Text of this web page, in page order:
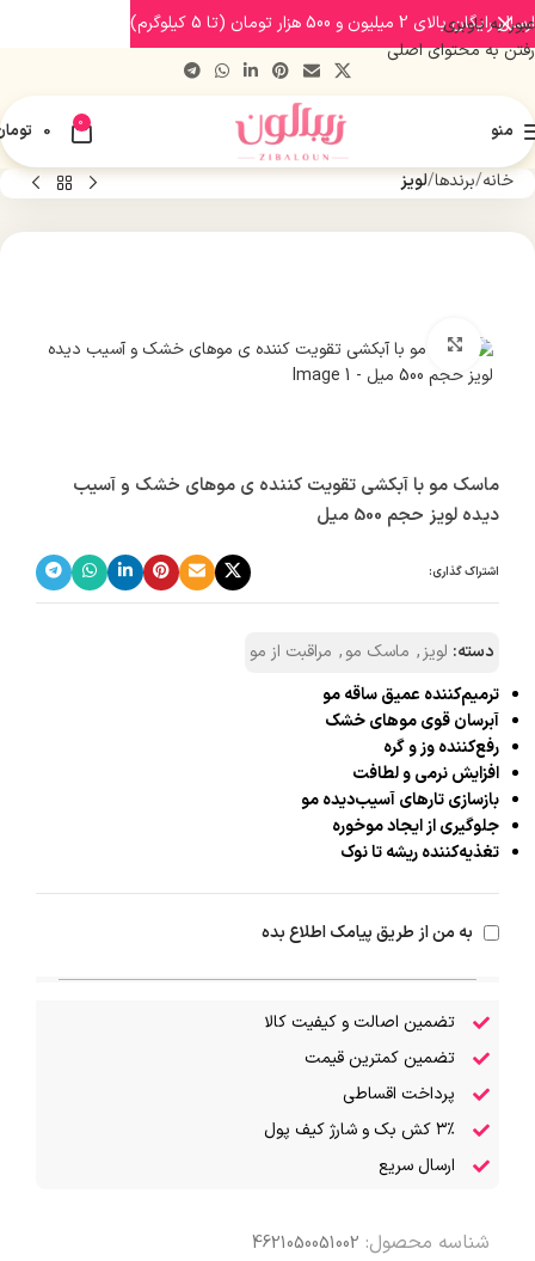
عبور به ناوبری
رفتن به محتوای اصلی
منو 0
0
خانه برندها لویز
بزرگنمایی تصویر
ماسک مو با آبکشی تقویت کننده ی موهای خشک و آسیب
دیده لویز حجم 500 میل
اشتراک گذاری:
دسته: لویز, ماسک مو, مراقبت از مو
ترمیم‌کننده عمیق ساقه مو
آبرسان قوی موهای خشک
رفع‌کننده وز و گره
افزایش نرمی و لطافت
بازسازی تارهای آسیب‌دیده مو
جلوگیری از ایجاد موخوره
تغذیه‌کننده ریشه‌ تا نوک
به من از طریق پیامک اطلاع بده
تضمین اصالت و کیفیت کالا
تضمین کمترین قیمت
پرداخت اقساطی
۳٪ کش بک و شارژ کیف پول
ارسال سریع
شناسه محصول: 4621050051002
ارسال رایگان بالای 2 میلیون و 500 هزار تومان (تا 5 کیلوگرم)